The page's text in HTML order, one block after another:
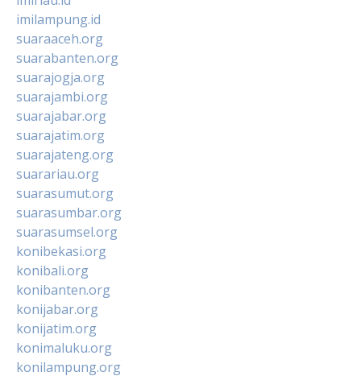
imilampung.id
suaraaceh.org
suarabanten.org
suarajogja.org
suarajambi.org
suarajabar.org
suarajatim.org
suarajateng.org
suarariau.org
suarasumut.org
suarasumbar.org
suarasumsel.org
konibekasi.org
konibali.org
konibanten.org
konijabar.org
konijatim.org
konimaluku.org
konilampung.org